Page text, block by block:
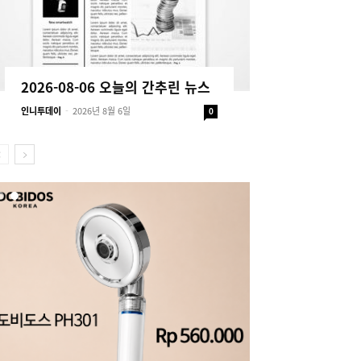
2026-08-06 오늘의 간추린 뉴스
인니투데이 - 2026년 8월 6일 0